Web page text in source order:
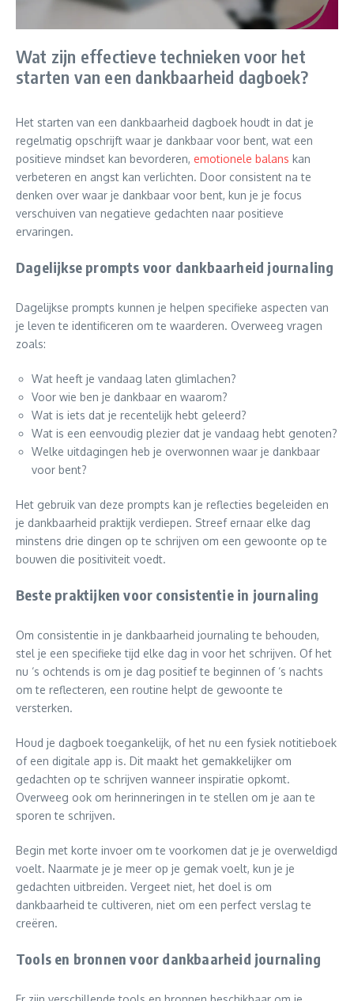
Wat zijn effectieve technieken voor het
starten van een dankbaarheid dagboek?
Het starten van een dankbaarheid dagboek houdt in dat je
regelmatig opschrijft waar je dankbaar voor bent, wat een
positieve mindset kan bevorderen, emotionele balans kan
verbeteren en angst kan verlichten. Door consistent na te
denken over waar je dankbaar voor bent, kun je je focus
verschuiven van negatieve gedachten naar positieve
ervaringen.
Dagelijkse prompts voor dankbaarheid journaling
Dagelijkse prompts kunnen je helpen specifieke aspecten van
je leven te identificeren om te waarderen. Overweeg vragen
zoals:
Wat heeft je vandaag laten glimlachen?
Voor wie ben je dankbaar en waarom?
Wat is iets dat je recentelijk hebt geleerd?
Wat is een eenvoudig plezier dat je vandaag hebt genoten?
Welke uitdagingen heb je overwonnen waar je dankbaar
voor bent?
Het gebruik van deze prompts kan je reflecties begeleiden en
je dankbaarheid praktijk verdiepen. Streef ernaar elke dag
minstens drie dingen op te schrijven om een gewoonte op te
bouwen die positiviteit voedt.
Beste praktijken voor consistentie in journaling
Om consistentie in je dankbaarheid journaling te behouden,
stel je een specifieke tijd elke dag in voor het schrijven. Of het
nu ‘s ochtends is om je dag positief te beginnen of ‘s nachts
om te reflecteren, een routine helpt de gewoonte te
versterken.
Houd je dagboek toegankelijk, of het nu een fysiek notitieboek
of een digitale app is. Dit maakt het gemakkelijker om
gedachten op te schrijven wanneer inspiratie opkomt.
Overweeg ook om herinneringen in te stellen om je aan te
sporen te schrijven.
Begin met korte invoer om te voorkomen dat je je overweldigd
voelt. Naarmate je je meer op je gemak voelt, kun je je
gedachten uitbreiden. Vergeet niet, het doel is om
dankbaarheid te cultiveren, niet om een perfect verslag te
creëren.
Tools en bronnen voor dankbaarheid journaling